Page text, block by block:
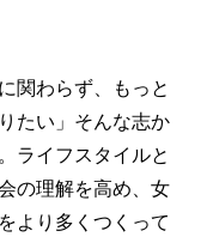
関わらず、もっと
たい」そんな志か
ライフスタイルと
の理解を高め、女
より多くつくって